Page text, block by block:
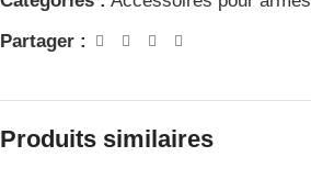
Partager :
Produits similaires